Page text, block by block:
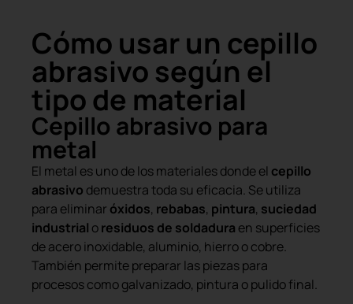
Cómo usar un cepillo
abrasivo según el
tipo de material
Cepillo abrasivo para
metal
El metal es uno de los materiales donde el cepillo
abrasivo demuestra toda su eficacia. Se utiliza
para eliminar óxidos, rebabas, pintura, suciedad
industrial oresiduos de soldadura en superficies
de acero inoxidable, aluminio, hierro o cobre.
También permite preparar las piezas para
procesos como galvanizado, pintura o pulido final.